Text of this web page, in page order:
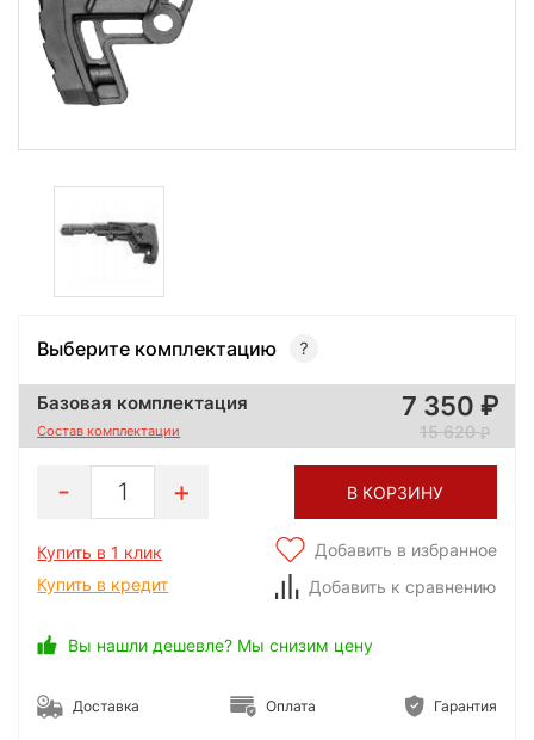
Выберите комплектацию
Базовая комплектация
Состав комплектации
7 350
15 620
1 В КОРЗИНУ
Купить в 1 клик
Купить в кредит
Добавить в избранное
Добавить к сравнению
Вы нашли дешевле? Мы снизим цену
Доставка Оплата Гарантия